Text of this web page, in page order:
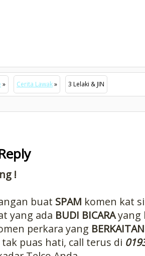
» Cerita Lawak» 3 Lelaki & JIN
!
buat SPAM komen kat
yang ada BUDI BICARAyang
perkara yang BERKAITAN
tak puas hati, call terus di